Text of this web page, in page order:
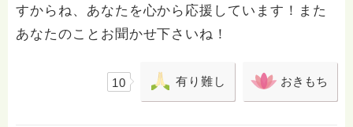
すからね、あなたを心から応援しています！また
あなたのことお聞かせ下さいね！
10 有り難し おきもち